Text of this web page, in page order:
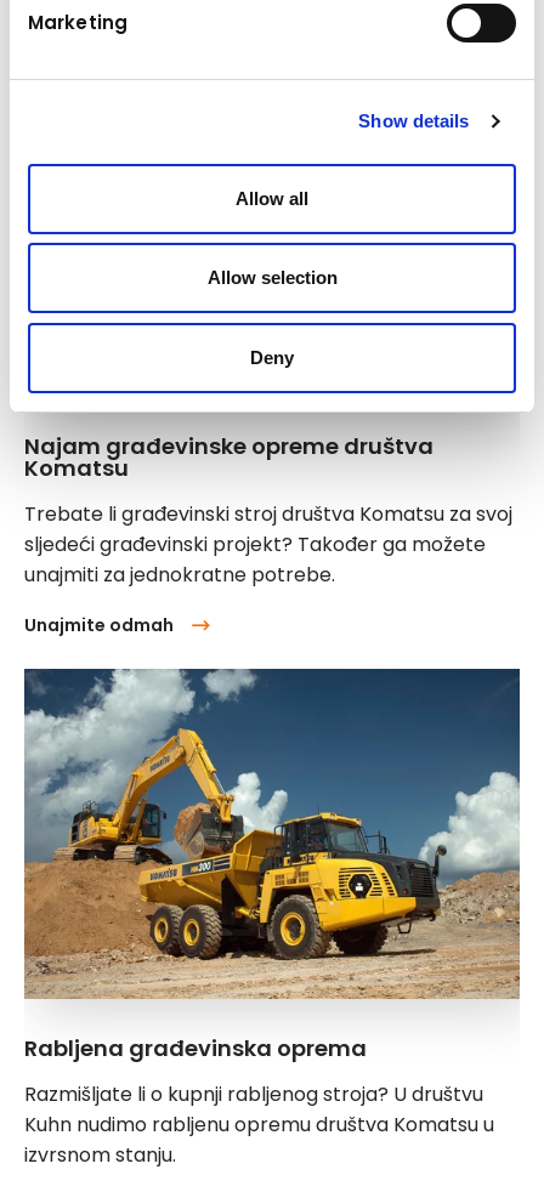
Marketing
Show details
Allow all
Allow selection
Deny
društvu Kuhn
Najam građevinske opreme društva
Komatsu
Trebate li građevinski stroj društva Komatsu za svoj
sljedeći građevinski projekt? Također ga možete
unajmiti za jednokratne potrebe.
Unajmite odmah
Rabljena građevinska oprema
Razmišljate li o kupnji rabljenog stroja? U društvu
Kuhn nudimo rabljenu opremu društva Komatsu u
izvrsnom stanju.